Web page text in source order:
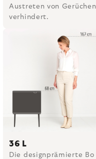
Austreten von Gerüchen
verhindert.
36 L
Die designprämierte Bo